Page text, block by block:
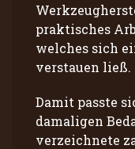
praktisches
welches sich
verstauen ließ.
Damit passte
damaligen
verzeichnete